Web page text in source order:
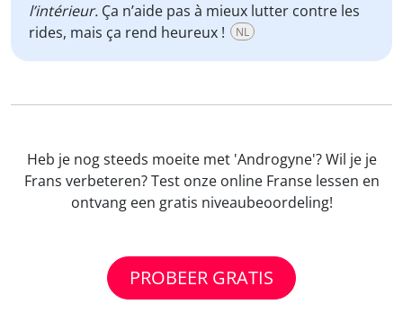
l’intérieur. Ça n’aide pas à mieux lutter contre les
rides, mais ça rend heureux !
NL
Heb je nog steeds moeite met 'Androgyne'? Wil je je
Frans verbeteren? Test onze online Franse lessen en
ontvang een gratis niveaubeoordeling!
PROBEER GRATIS